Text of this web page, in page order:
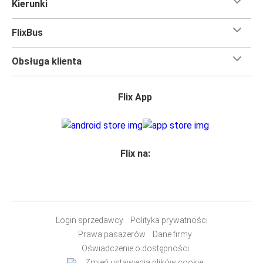
Kierunki
FlixBus
Obsługa klienta
Flix App
Flix na:
Login sprzedawcy
Polityka prywatności
Prawa pasażerów
Dane firmy
Oświadczenie o dostępności